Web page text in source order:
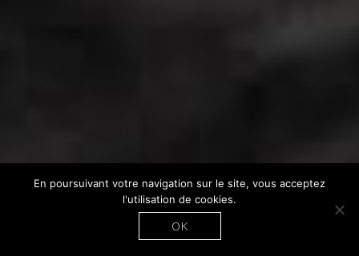
En poursuivant votre navigation sur le site, vous acceptez
l'utilisation de cookies.
OK